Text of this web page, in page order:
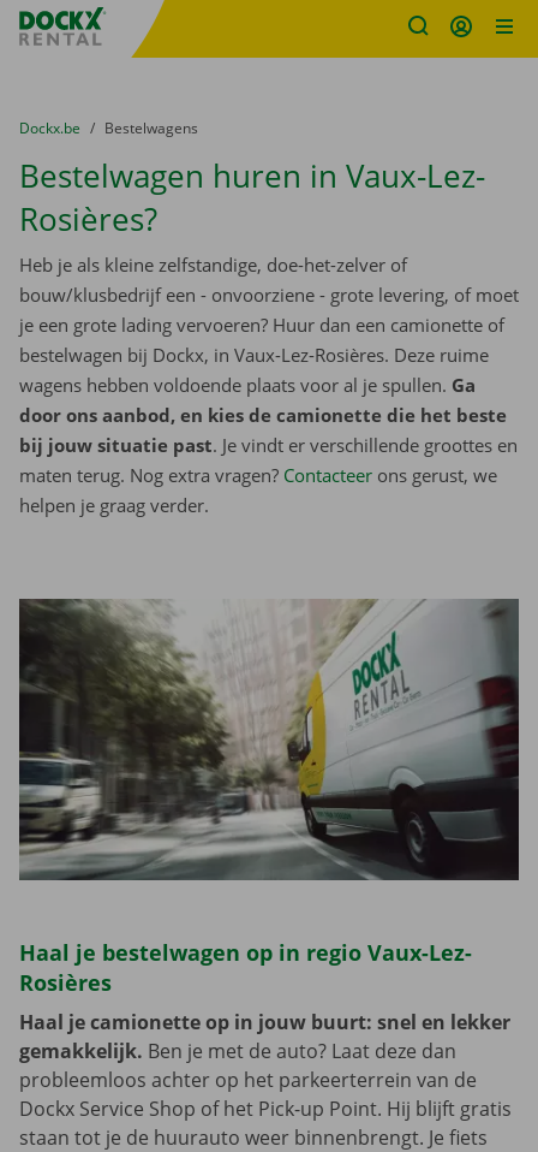
Fratello DEMO
U bevindt zich hier:
van
Dockx.be naar
Bestelwagens
Bestelwagen huren in Vaux-Lez-
Rosières?
Heb je als kleine zelfstandige, doe-het-zelver of
bouw/klusbedrijf een - onvoorziene - grote levering, of moet
je een grote lading vervoeren? Huur dan een camionette of
bestelwagen bij Dockx, in Vaux-Lez-Rosières. Deze ruime
wagens hebben voldoende plaats voor al je spullen. Ga
door ons aanbod, en kies de camionette die het beste
bij jouw situatie past. Je vindt er verschillende groottes en
maten terug. Nog extra vragen? Contacteer ons gerust, we
helpen je graag verder.
Haal je bestelwagen op in regio Vaux-Lez-
Rosières
Haal je camionette op in jouw buurt: snel en lekker
gemakkelijk. Ben je met de auto? Laat deze dan
probleemloos achter op het parkeerterrein van de
Dockx Service Shop of het Pick-up Point. Hij blijft gratis
staan tot je de huurauto weer binnenbrengt. Je fiets